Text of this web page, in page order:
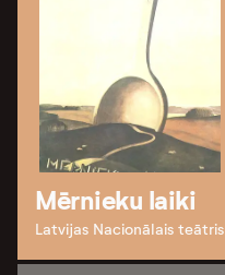
Mērnieku laiki
Latvijas Nacionālais teātris